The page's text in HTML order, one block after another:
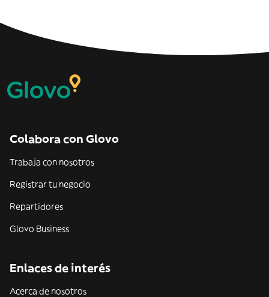
Colabora con Glovo
Trabaja con nosotros
Registrar tu negocio
Repartidores
Glovo Business
Enlaces de interés
Acerca de nosotros